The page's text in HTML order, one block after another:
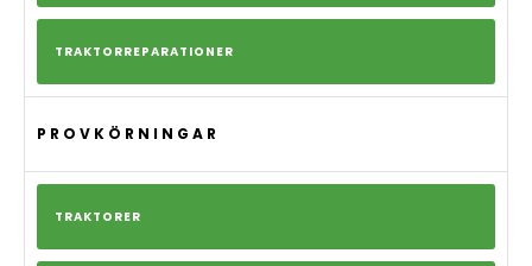
TRAKTORREPARATIONER
PROVKÖRNINGAR
TRAKTORER